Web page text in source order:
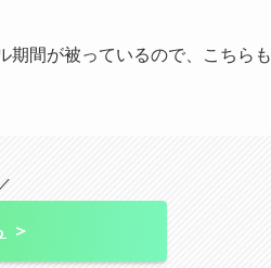
期間が被っているので、こちらも
＞